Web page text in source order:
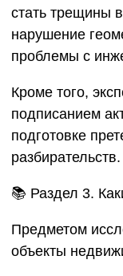
стать трещины
нарушение
проблемы с
Кроме того,
подписанием
подготовке
разбирательств.
📚 Раздел 3.
Предметом
объекты